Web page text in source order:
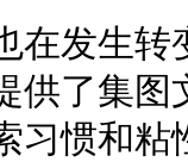
在发生
供了集
习惯和